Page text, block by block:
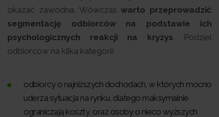
okazać zawodna. Wówczaswarto przeprowadzić
segmentację odbiorców na podstawie ich
psychologicznych reakcji na kryzys. Podziel
odbiorców na kilka kategorii:
odbiorcy o najniższych dochodach, w których mocno
uderza sytuacja na rynku, dlatego maksymalnie
ograniczają koszty, oraz osoby o nieco wyższych